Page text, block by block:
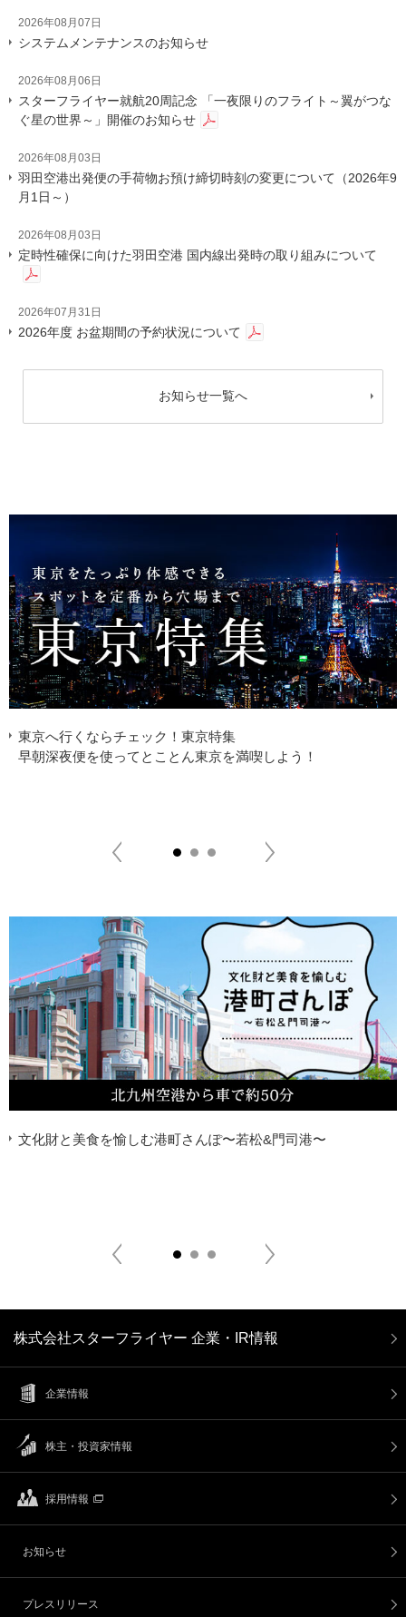
2026年08月07日
システムメンテナンスのお知らせ
2026年08月06日
スターフライヤー就航20周記念 「一夜限りのフライト～翼がつな
ぐ星の世界～」開催のお知らせ
2026年08月03日
羽田空港出発便の手荷物お預け締切時刻の変更について（2026年9
月1日～）
2026年08月03日
定時性確保に向けた羽田空港 国内線出発時の取り組みについて
2026年07月31日
2026年度 お盆期間の予約状況について
お知らせ一覧へ
Previous
東京へ行くならチェック！東京特集
早朝深夜便を使ってとことん東京を満喫しよう！
Next
1 2 3
Previous
文化財と美食を愉しむ港町さんぽ〜若松&門司港〜
Next
1 2 3
株式会社スターフライヤー 企業・IR情報
企業情報
株主・投資家情報
採用情報
お知らせ
プレスリリース